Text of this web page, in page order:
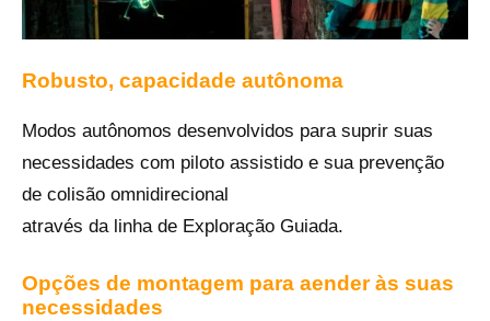
Robusto, capacidade autônoma
Modos autônomos desenvolvidos para suprir suas
necessidades com piloto assistido e sua prevenção
de colisão omnidirecional
através da linha de Exploração Guiada.
Opções de montagem para aender às suas
necessidades